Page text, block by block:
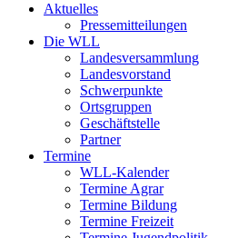
Aktuelles
Pressemitteilungen
Die WLL
Landesversammlung
Landesvorstand
Schwerpunkte
Ortsgruppen
Geschäftstelle
Partner
Termine
WLL-Kalender
Termine Agrar
Termine Bildung
Termine Freizeit